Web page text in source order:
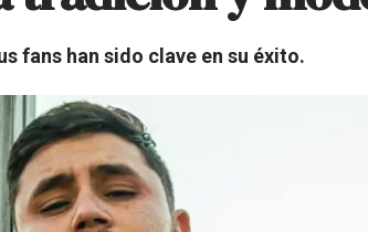
fans han sido clave en su éxito.